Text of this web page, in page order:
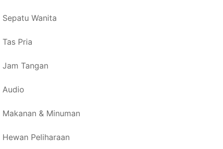
Sepatu Wanita
Tas Pria
Jam Tangan
Audio
Makanan & Minuman
Hewan Peliharaan